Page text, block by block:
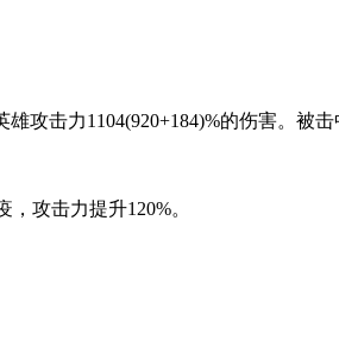
攻击力1104(920+184)%的伤害。被
攻击力提升120%。